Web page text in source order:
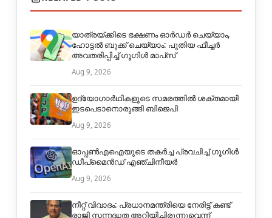
യാത്രയ്ക്കിടെ ഭക്ഷണം ഓർഡർ ചെയ്യാം,
ഹോട്ടൽ ബുക്ക് ചെയ്യാം: പുതിയ ഫീച്ചർ
അവതരിപ്പിച്ച് ഗൂഗിൾ മാപ്‌സ്
Aug 9, 2026
ഉദ്യോഗാർഥികളുടെ സമരത്തിൽ ശക്തമായി
ഇടപെടാനൊരുങ്ങി ബിജെപി
Aug 9, 2026
ഓപ്പൺഎഐയുടെ തകർച്ച പ്രവചിച്ച് ഗൂഗിൾ
ഡീപ്മൈൻഡ് എഞ്ചിനീയർ
Aug 9, 2026
നീറ്റ് വിവാദം: പ്രധാനമന്ത്രിയെ നേരിട്ട് കണ്ട്
രാജി സന്നദ്ധത അറിയിച്ചിരുന്നുവെന്ന്